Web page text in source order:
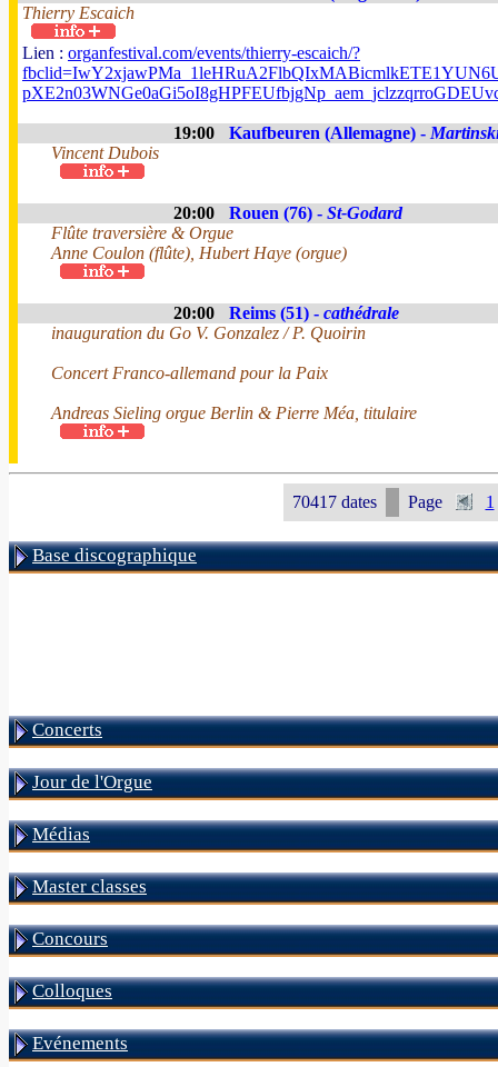
Thierry Escaich
Lien : organfestival.com/events/thierry-escaich/?
19:00 Kaufbeuren (Allemagne) -
Vincent Dubois
20:00 Rouen (76) - St-Godard
Flûte traversière & Orgue
Anne Coulon (flûte), Hubert Haye (orgue)
20:00 Reims (51) - cathédrale
inauguration du Go V. Gonzalez / P. Quoirin
Concert Franco-allemand pour la Paix
Andreas Sieling orgue Berlin & Pierre Méa, titulaire
70417 dates Page 1
Base discographique
Concerts
Jour de l'Orgue
Médias
Master classes
Concours
Colloques
Evénements